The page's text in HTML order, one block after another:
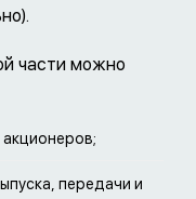
части можно
передачи и